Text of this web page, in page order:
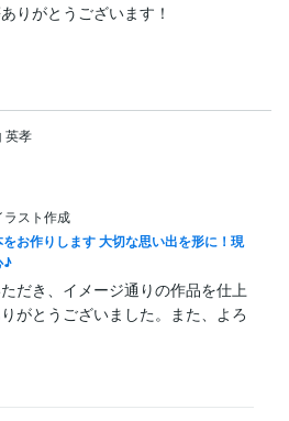
りがとうございます！
英孝
ラスト作成
お作りします 大切な思い出を形に！現
♪
だき、イメージ通りの作品を仕上
がとうございました。また、よろ